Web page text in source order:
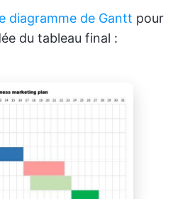
diagramme de Gantt pour
du tableau final :